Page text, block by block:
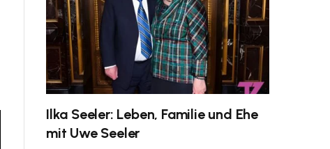
Ilka Seeler: Leben, Familie und Ehe
mit Uwe Seeler